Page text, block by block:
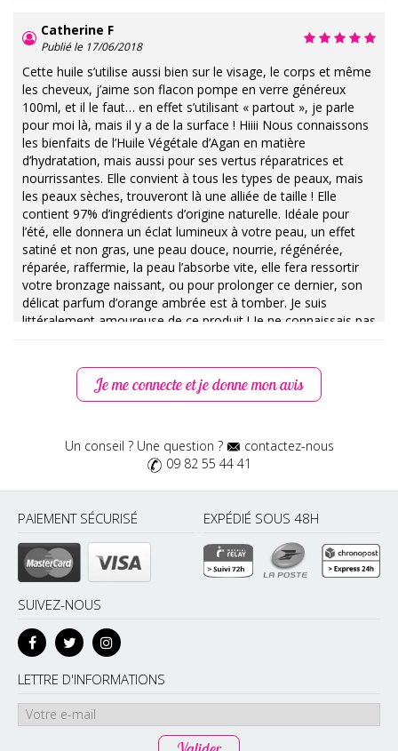
Catherine F
Publié le 17/06/2018
Cette huile s’utilise aussi bien sur le visage, le corps et même
les cheveux, j’aime son flacon pompe en verre généreux
100ml, et il le faut… en effet s’utilisant « partout », je parle
pour moi là, mais il y a de la surface ! Hiiii Nous connaissons
les bienfaits de l’Huile Végétale d’Agan en matière
d’hydratation, mais aussi pour ses vertus réparatrices et
nourrissantes. Elle convient à tous les types de peaux, mais
les peaux sèches, trouveront là une alliée de taille ! Elle
contient 97% d’ingrédients d’origine naturelle. Idéale pour
l’été, elle donnera un éclat lumineux à votre peau, un effet
satiné et non gras, une peau douce, nourrie, régénérée,
réparée, raffermie, la peau l’absorbe vite, elle fera ressortir
votre bronzage naissant, ou pour prolonger ce dernier, son
délicat parfum d’orange ambrée est à tomber. Je suis
littéralement amoureuse de ce produit ! Je ne connaissais pas
Appliquez sur tout le corps après la douche, ou la baignade,
vous pouvez l’utiliser sur les pointes abîmées de vos cheveux
Massez doucement avec des mouvements circulaires.
Celine R
Publié le 09/06/2018
s’agit d’une grande bouteille en verre de 100ml avec une
petite pompe qui permet de bien doser la matière et de ne
Je me connecte et je donne mon avis
Un conseil ? Une question ?
contactez-nous
09 82 55 44 41
PAIEMENT SÉCURISÉ EXPÉDIÉ SOUS 48H
SUIVEZ-NOUS
LETTRE D'INFORMATIONS